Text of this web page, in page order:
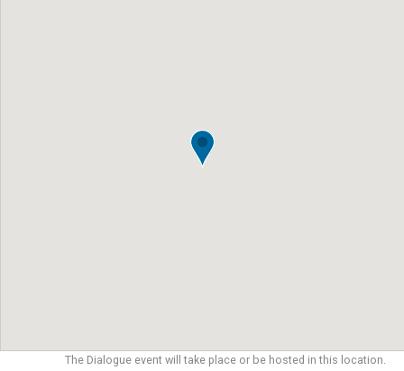
The Dialogue event will take place or be hosted in this location.